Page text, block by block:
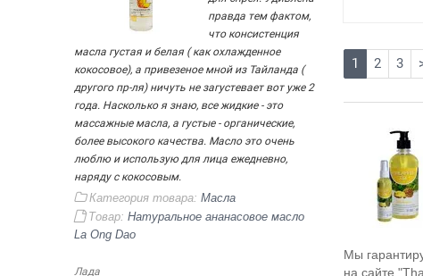
правда тем фактом,
что консистенция
масла густая и белая ( как охлажденное
кокосовое), а привезеное мной из Тайланда (
другого пр-ля) ничуть не загустевает вот уже 2
года. Насколько я знаю, все жидкие - это
массажные масла, а густые - органические,
более высокого качества. Масло это очень
люблю и использую для лица ежедневно,
наряду с кокосовым.
Категория товара:Масла
Товар:Натуральное ананасовое масло
La Ong Dao
Лада
1 2 3
Мы
на сайте